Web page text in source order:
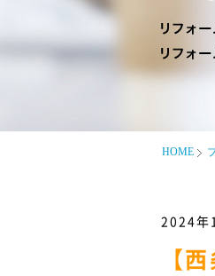
HOME
2024年
【